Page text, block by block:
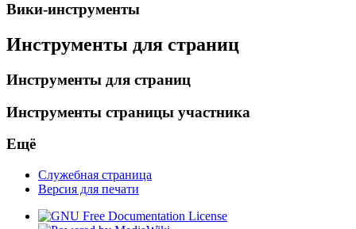
Вики-инструменты
Инструменты для страниц
Инструменты для страниц
Инструменты страницы участника
Ещё
Служебная страница
Версия для печати